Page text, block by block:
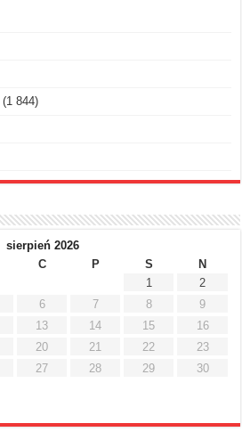
(1 844)
sierpień 2026
C P S
N
1
2
6 7 8
9
13 14 15
16
20 21 22
23
27 28 29
30